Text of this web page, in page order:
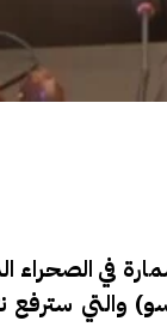
في الصحراء
والتي سترفع